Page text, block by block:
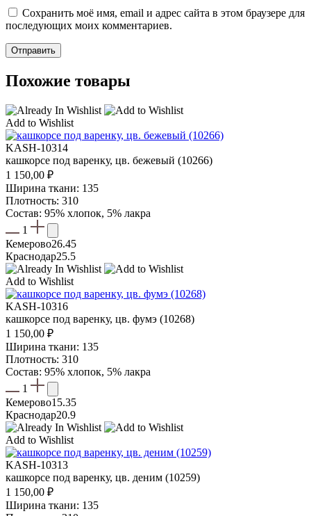
Сохранить моё имя, email и адрес сайта в этом браузере для
последующих моих комментариев.
Похожие товары
Add to Wishlist
KASH-10314
кашкорсе под варенку, цв. бежевый (10266)
1 150,00 ₽
Ширина ткани: 135
Плотность: 310
Состав: 95% хлопок, 5% лакра
1
Кемерово26.45
Краснодар25.5
Add to Wishlist
KASH-10316
кашкорсе под варенку, цв. фумэ (10268)
1 150,00 ₽
Ширина ткани: 135
Плотность: 310
Состав: 95% хлопок, 5% лакра
1
Кемерово15.35
Краснодар20.9
Add to Wishlist
KASH-10313
кашкорсе под варенку, цв. деним (10259)
1 150,00 ₽
Ширина ткани: 135